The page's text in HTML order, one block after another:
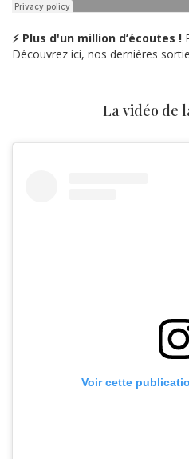
⚡ Plus d'un million d’écoutes !
Découvrez ici, nos dernières
La vidéo de
Voir cette